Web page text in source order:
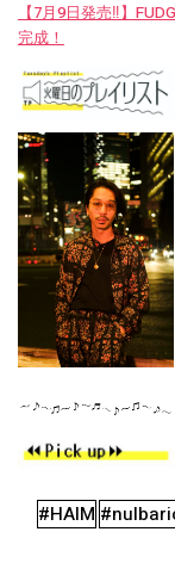
【7月9日発売‼︎】
完成！
#HAIM